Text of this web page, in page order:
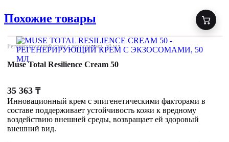
Похожие товары
Регенерирующий крем с экзосомами, 50 мл
Muse Total Resilience Cream 50
35 363 ₸
Инновационный крем с эпигенетическими факторами в
составе поддерживает устойчивость кожи к вредному
воздействию внешней среды, возвращает ей здоровый
внешний вид.